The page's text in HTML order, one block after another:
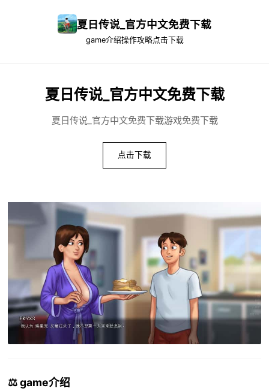
夏日传说_官方中文免费下载
game介绍操作攻略点击下载
夏日传说_官方中文免费下载
夏日传说_官方中文免费下载游戏免费下载
点击下载
⚖️ game介绍